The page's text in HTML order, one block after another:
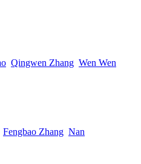
Qingwen Zhang Wen Wen
Fengbao Zhang Nan